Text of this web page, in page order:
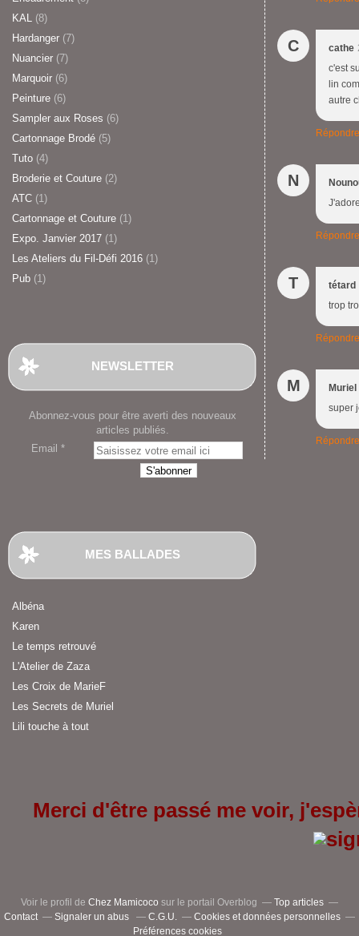
KAL (8)
Hardanger (7)
Nuancier (7)
Marquoir (6)
Peinture (6)
Sampler aux Roses (6)
Cartonnage Brodé (5)
Tuto (4)
Broderie et Couture (2)
ATC (1)
Cartonnage et Couture (1)
Expo. Janvier 2017 (1)
Les Ateliers du Fil-Défi 2016 (1)
Pub (1)
NEWSLETTER
Abonnez-vous pour être averti des nouveaux
articles publiés.
Email
MES BALLADES
Albéna
Karen
Le temps retrouvé
L'Atelier de Zaza
Les Croix de MarieF
Les Secrets de Muriel
Lili touche à tout
C cathe
c'est
lin
autre
Répondre
N
Répondre
T
tétard
trop
Répondre
M
super
Répondre
Merci d'être passé me voir,
Voir le profil de Chez Mamicoco sur le portail Overblog
Top articles
Contact
Signaler un abus C.G.U.
Cookies et données personnelles
Préférences cookies